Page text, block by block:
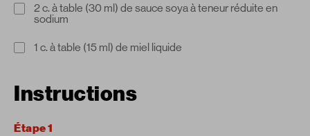
2 c. à table (30 ml) de sauce soya à teneur réduite en
sodium
1 c. à table (15 ml) de miel liquide
Instructions
Étape 1